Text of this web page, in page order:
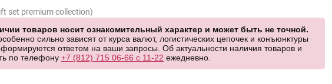
set premium collection)
товаров носит ознакомительный характер и может быть не точной.
сильно зависят от курса валют, логистических цепочек и конъюнктуры
ответом на ваши запросы. Об актуальности наличия товаров и
по телефону +7 (812) 715 06-66 с 11-22 ежедневно.